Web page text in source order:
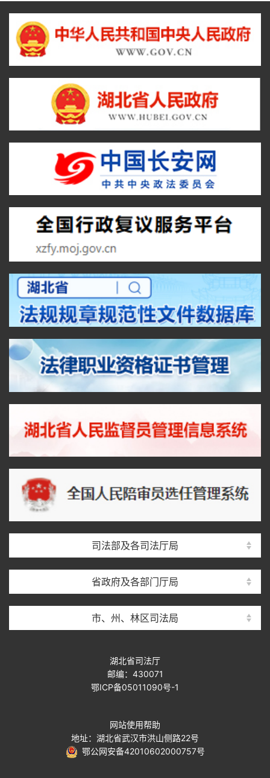
司法部及各司法厅局
省政府及各部门厅局
市、州、林区司法局
湖北省司法厅
邮编：430071
鄂ICP备05011090号-1
网站使用帮助
地址：湖北省武汉市洪山侧路22号
鄂公网安备42010602000757号